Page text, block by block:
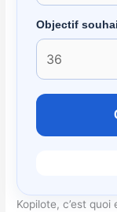
Objectif
Kopilote, c’est